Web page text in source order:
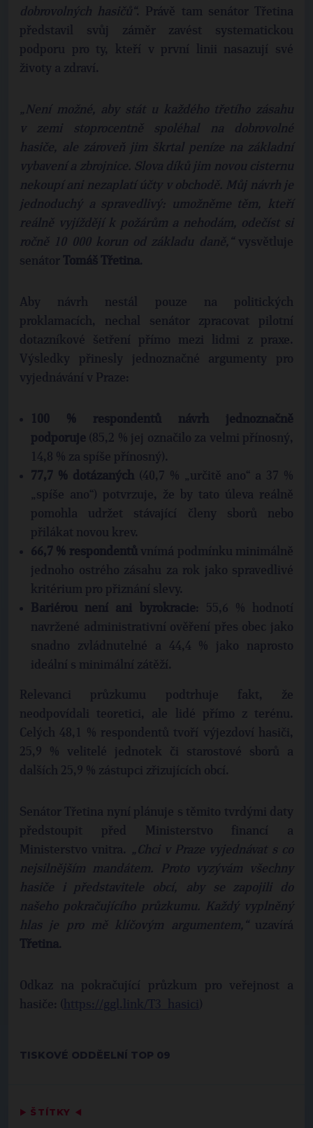
dobrovolných hasičů“. Právě tam senátor Třetina
představil svůj záměr zavést systematickou
podporu pro ty, kteří v první linii nasazují své
životy a zdraví.
„Není možné, aby stát u každého třetího zásahu
v zemi stoprocentně spoléhal na dobrovolné
hasiče, ale zároveň jim škrtal peníze na základní
vybavení a zbrojnice. Slova díků jim novou cisternu
nekoupí ani nezaplatí účty v obchodě. Můj návrh je
jednoduchý a spravedlivý: umožněme těm, kteří
reálně vyjíždějí k požárům a nehodám, odečíst si
ročně 10 000 korun od základu daně,“vysvětluje
senátor Tomáš Třetina.
Aby návrh nestál pouze na politických
proklamacích, nechal senátor zpracovat pilotní
dotazníkové šetření přímo mezi lidmi z praxe.
Výsledky přinesly jednoznačné argumenty pro
vyjednávání v Praze:
100 % respondentů návrh jednoznačně
podporuje (85,2 % jej označilo za velmi přínosný,
14,8 % za spíše přínosný).
77,7 % dotázaných (40,7 % „určitě ano“ a 37 %
„spíše ano“) potvrzuje, že by tato úleva reálně
pomohla udržet stávající členy sborů nebo
přilákat novou krev.
66,7 % respondentůvnímá podmínku minimálně
jednoho ostrého zásahu za rok jako spravedlivé
kritérium pro přiznání slevy.
Bariérou není ani byrokracie: 55,6 % hodnotí
navržené administrativní ověření přes obec jako
snadno zvládnutelné a 44,4 % jako naprosto
ideální s minimální zátěží.
Relevanci průzkumu podtrhuje fakt, že
neodpovídali teoretici, ale lidé přímo z terénu.
Celých 48,1 % respondentů tvoří výjezdoví hasiči,
25,9 % velitelé jednotek či starostové sborů a
dalších 25,9 % zástupci zřizujících obcí.
Senátor Třetina nyní plánuje s těmito tvrdými daty
předstoupit před Ministerstvo financí a
Ministerstvo vnitra.
„Chci v Praze vyjednávat s co
nejsilnějším mandátem. Proto vyzývám všechny
hasiče i představitele obcí, aby se zapojili do
našeho pokračujícího průzkumu. Každý vyplněný
hlas je pro mě klíčovým argumentem,“uzavírá
Třetina.
Odkaz na pokračující průzkum pro veřejnost a
hasiče: (
)
TISKOVÉ ODDĚELNÍ TOP 09
▶ ŠTÍTKY ◀